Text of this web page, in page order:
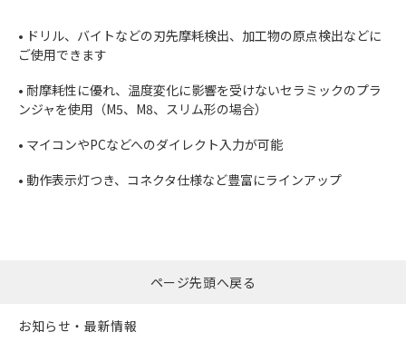
• ドリル、バイトなどの刃先摩耗検出、加工物の原点検出などに
ご使用できます
• 耐摩耗性に優れ、温度変化に影響を受けないセラミックのプラ
ンジャを使用（M5、M8、スリム形の場合）
• マイコンやPCなどへのダイレクト入力が可能
• 動作表示灯つき、コネクタ仕様など豊富にラインアップ
ページ先頭へ戻る
お知らせ・最新情報